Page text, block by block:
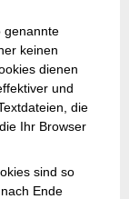
genannte
keinen
dienen
und
die
Ihr Browser
sind so
Ende